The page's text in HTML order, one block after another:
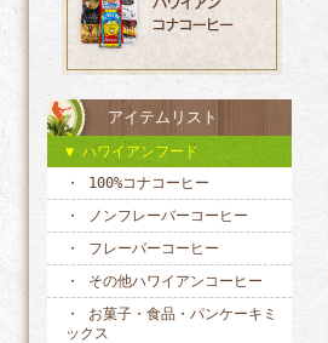
アイテムリスト
ハワイアンフード
100%コナコーヒー
ノンフレーバーコーヒー
フレーバーコーヒー
その他ハワイアンコーヒー
お菓子・食品・パンケーキミ
ックス